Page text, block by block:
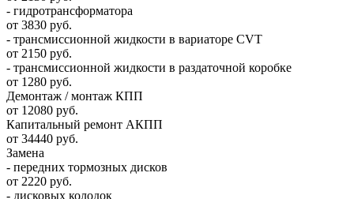
- гидротрансформатора
от 3830 руб.
- трансмиссионной жидкости в вариаторе CVT
от 2150 руб.
- трансмиссионной жидкости в раздаточной коробке
от 1280 руб.
Демонтаж / монтаж КПП
от 12080 руб.
Капитальный ремонт АКПП
от 34440 руб.
Замена
- передних тормозных дисков
от 2220 руб.
- дисковых колодок